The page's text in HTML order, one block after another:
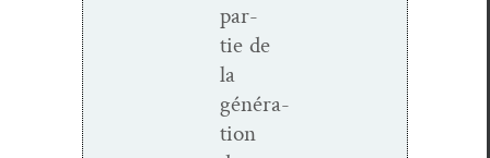
par­
tie de
la
généra­
tion